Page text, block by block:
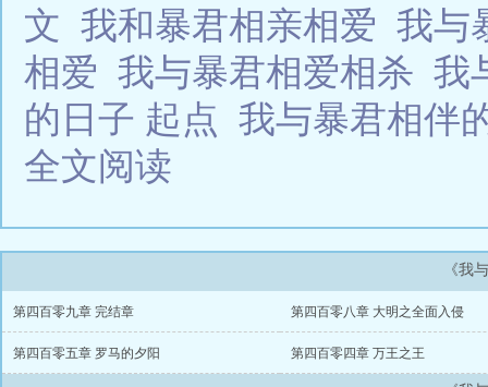
文 我和暴君相亲相爱 我与
相爱 我与暴君相爱相杀 我
的日子 起点 我与暴君相伴
全文阅读
《我
第四百零九章 完结章 第四百零八章 大明之全面入侵
第四百零五章 罗马的夕阳 第四百零四章 万王之王